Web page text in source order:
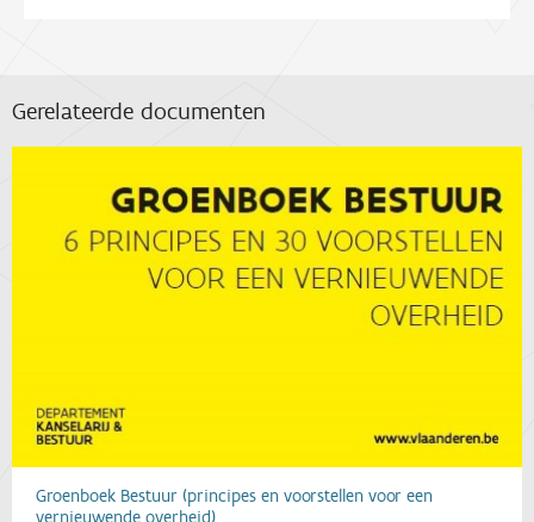
Gerelateerde documenten
Groenboek Bestuur (principes en voorstellen voor een
vernieuwende overheid)